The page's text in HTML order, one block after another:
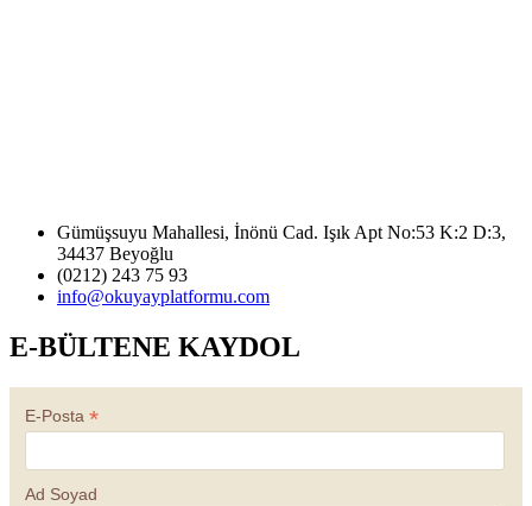
Gümüşsuyu Mahallesi, İnönü Cad. Işık Apt No:53 K:2 D:3,
34437 Beyoğlu
(0212) 243 75 93
info@okuyayplatformu.com
E-BÜLTENE KAYDOL
E-Posta *
Ad Soyad